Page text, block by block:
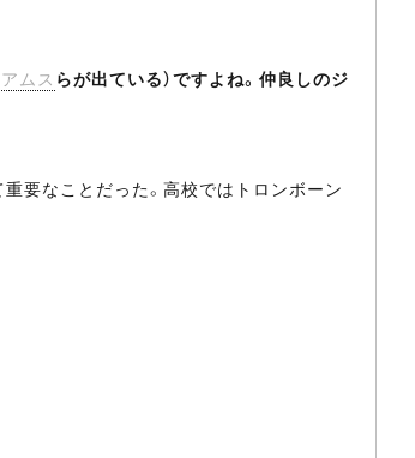
ムス らが出ている）ですよね。仲良しのジ
要なことだった。高校ではトロンボーン